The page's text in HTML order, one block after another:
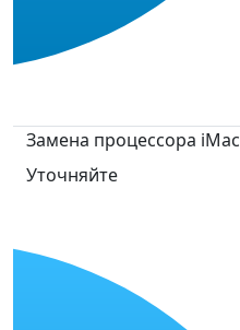
Замена процессора iMac
Уточняйте